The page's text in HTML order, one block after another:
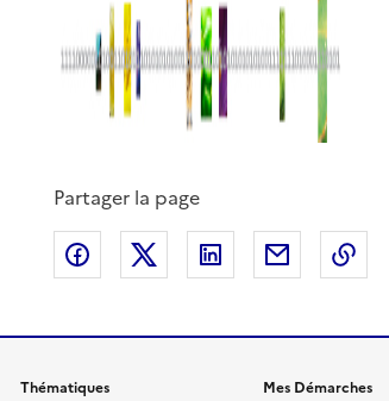
Partager la page
Partager sur Facebook
Partager sur XPartager surPartager
Thématiques
Mes Démarches